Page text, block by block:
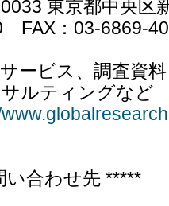
東京都中央区
FAX：03-6869-
ービス、調査資
ルティングなど
い合わせ先 *****